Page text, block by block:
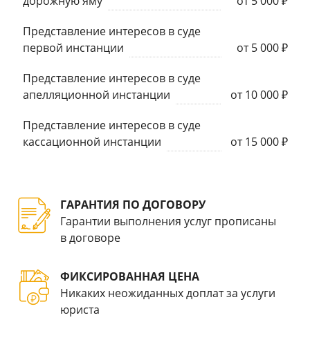
Представление интересов в суде
первой инстанции
от 5 000 ₽
Представление интересов в суде
апелляционной инстанции
от 10 000 ₽
Представление интересов в суде
кассационной инстанции
от 15 000 ₽
ГАРАНТИЯ ПО ДОГОВОРУ
Гарантии выполнения услуг прописаны
в договоре
ФИКСИРОВАННАЯ ЦЕНА
Никаких неожиданных доплат за услуги
юриста